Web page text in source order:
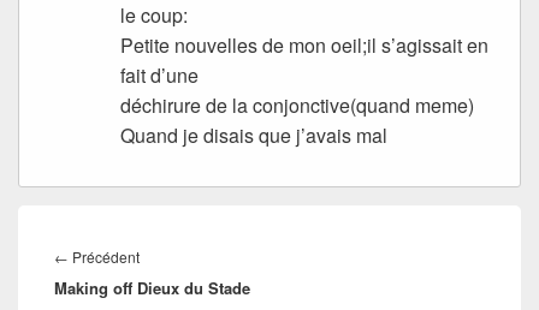
le coup:
Petite nouvelles de mon oeil;il s’agissait en
fait d’une
déchirure de la conjonctive(quand meme)
Quand je disais que j’avais mal
de
l’article
← PrécédentArticle
précédent :
Making off Dieux du Stade